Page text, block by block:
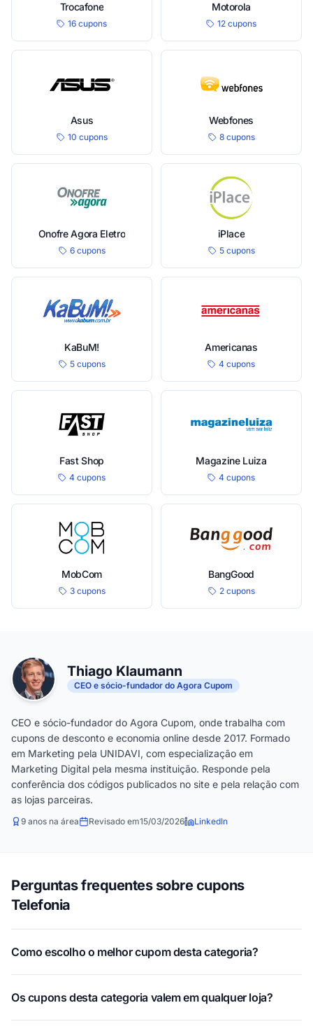
Trocafone
16 cupons
Motorola
12 cupons
Asus
10 cupons
Webfones
8 cupons
Onofre Agora Eletro
6 cupons
iPlace
5 cupons
KaBuM!
5 cupons
Americanas
4 cupons
Fast Shop
4 cupons
Magazine Luiza
4 cupons
MobCom
3 cupons
BangGood
2 cupons
Thiago Klaumann
CEO e sócio-fundador do Agora Cupom
CEO e sócio-fundador do Agora Cupom, onde trabalha com
cupons de desconto e economia online desde 2017. Formado
em Marketing pela UNIDAVI, com especialização em
Marketing Digital pela mesma instituição. Responde pela
conferência dos códigos publicados no site e pela relação com
as lojas parceiras.
9 anos na área Revisado em15/03/2026 LinkedIn
Perguntas frequentes sobre cupons
Telefonia
Como escolho o melhor cupom desta categoria?
Os cupons desta categoria valem em qualquer loja?